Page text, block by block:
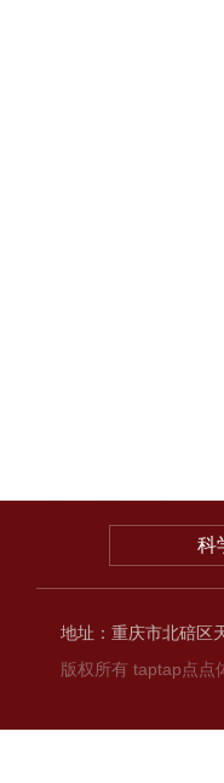
科
地址：重庆市北碚区
版权所有 taptap点点